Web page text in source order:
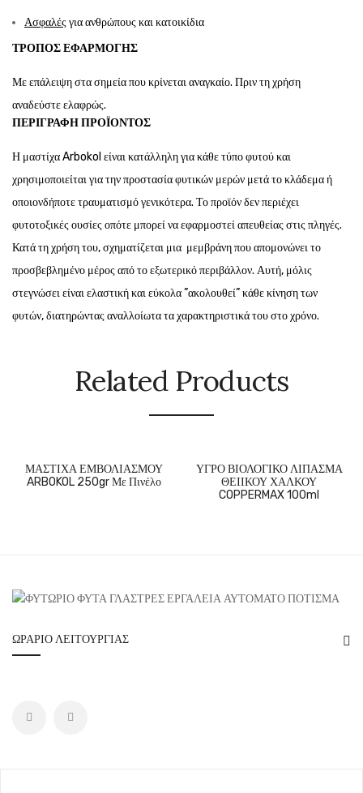
Ασφαλές για ανθρώπους και κατοικίδια
ΤΡΌΠΟΣ ΕΦΑΡΜΟΓΉΣ
Με επάλειψη στα σημεία που κρίνεται αναγκαίο. Πριν τη χρήση
αναδεύστε ελαφρώς.
ΠΕΡΙΓΡΑΦΉ ΠΡΟΪΌΝΤΟΣ
Η μαστίχα Arbokol είναι κατάλληλη για κάθε τύπο φυτού και
χρησιμοποιείται για την προστασία φυτικών μερών μετά το κλάδεμα ή
οποιονδήποτε τραυματισμό γενικότερα. Το προϊόν δεν περιέχει
φυτοτοξικές ουσίες οπότε μπορεί να εφαρμοστεί απευθείας στις πληγές.
Κατά τη χρήση του, σχηματίζεται μια μεμβράνη που απομονώνει το
προσβεβλημένο μέρος από το εξωτερικό περιβάλλον. Αυτή, μόλις
στεγνώσει είναι ελαστική και εύκολα ”ακολουθεί” κάθε κίνηση των
φυτών, διατηρώντας αναλλοίωτα τα χαρακτηριστικά του στο χρόνο.
Related Products
ΜΑΣΤΙΧΑ ΕΜΒΟΛΙΑΣΜΟΥ
ARBOKOL 250gr Με Πινέλο
ΥΓΡΟ ΒΙΟΛΟΓΙΚΟ ΛΙΠΑΣΜΑ
ΘΕΙΙΚΟΥ ΧΑΛΚΟΥ
COPPERMAX 100ml
ΩΡΆΡΙΟ ΛΕΙΤΟΥΡΓΊΑΣ